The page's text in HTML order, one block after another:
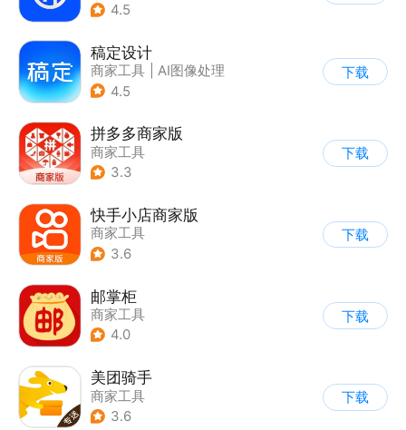
4.5
稿定设计
商家工具
AI图像处理
4.5
下载
拼多多商家版
商家工具
3.3
下载
快手小店商家版
商家工具
3.6
下载
邮掌柜
商家工具
4.0
下载
美团骑手
商家工具
3.6
下载